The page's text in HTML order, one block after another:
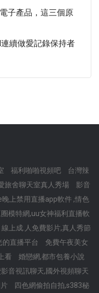
子產品，這三個原
續做愛記錄保持者
福利啪啪視頻吧
台灣辣
旅舍聊天室真人秀場
影音
上禁用直播app軟件 ,情色
模特網,uu女神福利直播軟
線上成.人免費影片,真人秀節
直播平台
免費午夜美女
看
婚戀網,都市包養小說
音視訊聊天,國外視頻聊天
四色網偷拍自拍,s383秘